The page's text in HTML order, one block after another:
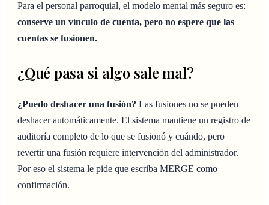
Para el personal parroquial, el modelo mental más seguro es:
conserve un vínculo de cuenta, pero no espere que las
cuentas se fusionen.
¿Qué pasa si algo sale mal?
¿Puedo deshacer una fusión? Las fusiones no se pueden
deshacer automáticamente. El sistema mantiene un registro de
auditoría completo de lo que se fusionó y cuándo, pero
revertir una fusión requiere intervención del administrador.
Por eso el sistema le pide que escriba MERGE como
confirmación.